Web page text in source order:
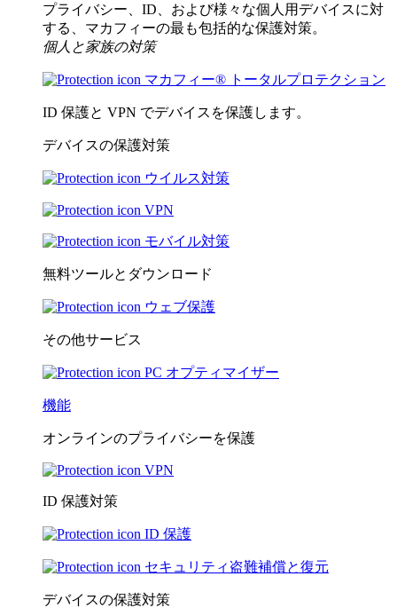
プライバシー、ID、および様々な個人用デバイスに対
する、マカフィーの最も包括的な保護対策。
個人と家族の対策
マカフィー® トータルプロテクション
ID 保護と VPN でデバイスを保護します。
デバイスの保護対策
ウイルス対策
VPN
モバイル対策
無料ツールとダウンロード
ウェブ保護
その他サービス
PC オプティマイザー
機能
オンラインのプライバシーを保護
VPN
ID 保護対策
ID 保護
セキュリティ盗難補償と復元
デバイスの保護対策